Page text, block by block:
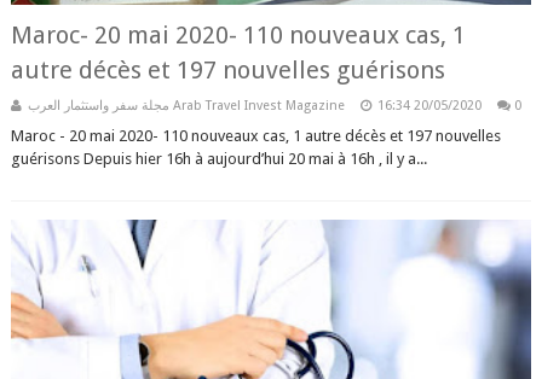
Maroc- 20 mai 2020- 110 nouveaux cas, 1
autre décès et 197 nouvelles guérisons
مجلة سفر واستثمار العرب Arab Travel Invest Magazine 16:34 20/05/2020 0
Maroc - 20 mai 2020- 110 nouveaux cas, 1 autre décès et 197 nouvelles
guérisons Depuis hier 16h à aujourd’hui 20 mai à 16h , il y a...